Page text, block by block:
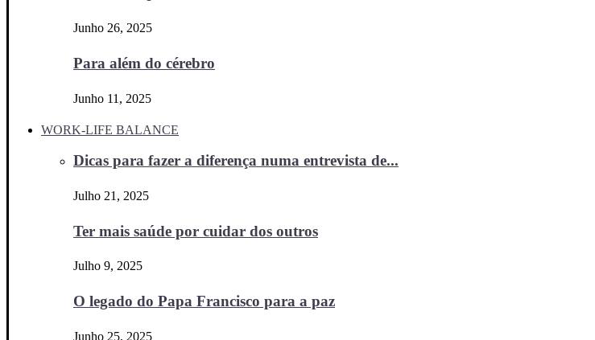
Junho 26, 2025
Para além do cérebro
Junho 11, 2025
WORK-LIFE BALANCE
Dicas para fazer a diferença numa entrevista de...
Julho 21, 2025
Ter mais saúde por cuidar dos outros
Julho 9, 2025
O legado do Papa Francisco para a paz
Junho 25, 2025